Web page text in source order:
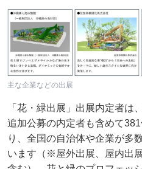
主な企業などの出展
「花・緑出展」出展内定者は
追加公募の内定者も含めて
り、全国の自治体や企業が多
います（※屋外出展、屋内出